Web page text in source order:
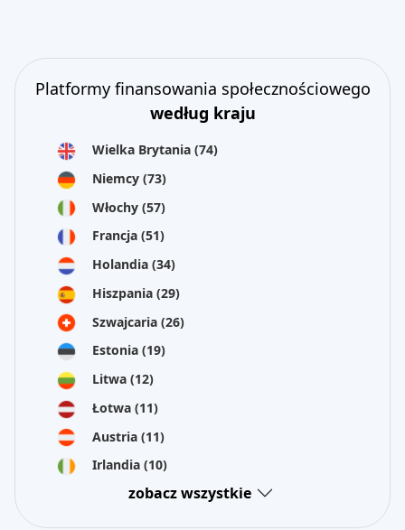
Platformy finansowania społecznościowego
według kraju
Wielka Brytania (74)
Niemcy (73)
Włochy (57)
Francja (51)
Holandia (34)
Hiszpania (29)
Szwajcaria (26)
Estonia (19)
Litwa (12)
Łotwa (11)
Austria (11)
Irlandia (10)
zobacz wszystkie